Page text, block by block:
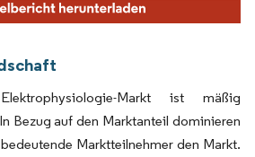
Markt ist mäßig
Bezug auf den Marktanteil dominieren
Marktteilnehmer den Markt.